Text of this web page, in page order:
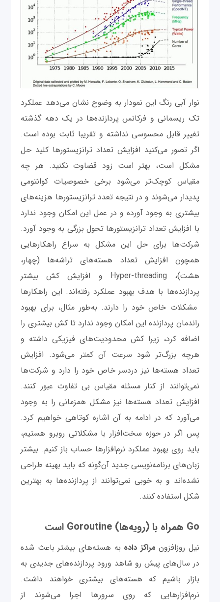
نوار آبی رنگ این نمودار به وضوح نشان می‌دهد عملکرد
تک ریسمانی و فرکانس پردازنده‌ها در یک دهه گذشته
تغییر قابل محسوسی نداشته و تقریبا ثابت بوده است.
اگر تصور می‌کنید افزایش تعداد ترانزیستورها کلید حل
مشکل است، بهتر است زود قضاوت نکنید. هر چه
مقیاس کوچک‌تر می‌شود برخی خصوصیات کوانتومی
پدیدار می‌شوند و در نتیجه تعدد ترانزیستورها هزینه‌های
بیشتری به وجود آورده و در عمل این امکان وجود ندارد
با افزایش تعداد ترانزیستورها تحول بزرگی به وجود آورد.
شرکت‌ها برای حل این مشکل به سراغ راهکارهایی
همچون افزایش تعداد هسته‌های تراشه‌ها (چهار،
هشت)، Hyper-threading و افزایش کش بیشتر
پردازنده‌ها با هدف بهبود عملکرد رفته‌اند. این راهکارها
مشکلات خاص خود را دارند. به‌طور مثال، برای بهبود
راندمان پردازنده این امکان وجود ندارد تا کش بیشتری را
اضافه کرد، زیرا کش محدودیت‌های فیزیکی داشته و
هرچه بزرگ‌تر شود سرعت آن کمتر می‌شود. افزایش
تعداد هسته‌ها نیز دردسر خاص خود را دارد و شرکت‌ها
نمی‌توانند از کنار مسئله مقیاس بی تفاوت عبور کنند.
افزایش تعداد هسته‌ها نیز مشکل همزمانی را به وجود
می‌آورد که در ادامه به آن اشاره کوتاهی خواهیم کرد.
پس اگر در حوزه سخت‌افزار با مشکلاتی روبرو هستیم،
باید روی بهبود عملکرد نرم‌افزارها حساب باز کنیم. بیشتر
زبان‌های برنامه‌نویسی جدید آن‌گونه که باید بهینه طراحی
نشده‌اند و به خوبی نمی‌توانند از پردازنده‌ها به بهترین
شکل استفاده کنند.
Go همراه با (رویه‌ها) Goroutine است
نیل روزافزون مراکز داده به هسته‌های بیشتر باعث شده
در سال‌های پیش رو شاهد ورود پردازنده‌های جدیدی به
بازار باشیم که هسته‌های بیشتری خواهند داشت.
نرم‌افزارهایی که روی سرورها اجرا می‌شوند از